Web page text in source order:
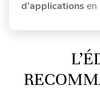
d’applications en